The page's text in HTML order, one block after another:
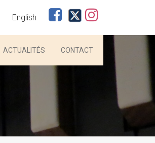
English
ACTUALITÉS CONTACT